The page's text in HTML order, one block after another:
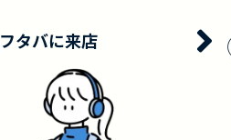
フタバに来店